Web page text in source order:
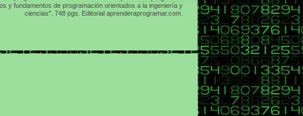
y fundamentos de programación orientados a la ingeniería y
ciencias". 748 pgs. Editorial aprenderaprogramar.com.